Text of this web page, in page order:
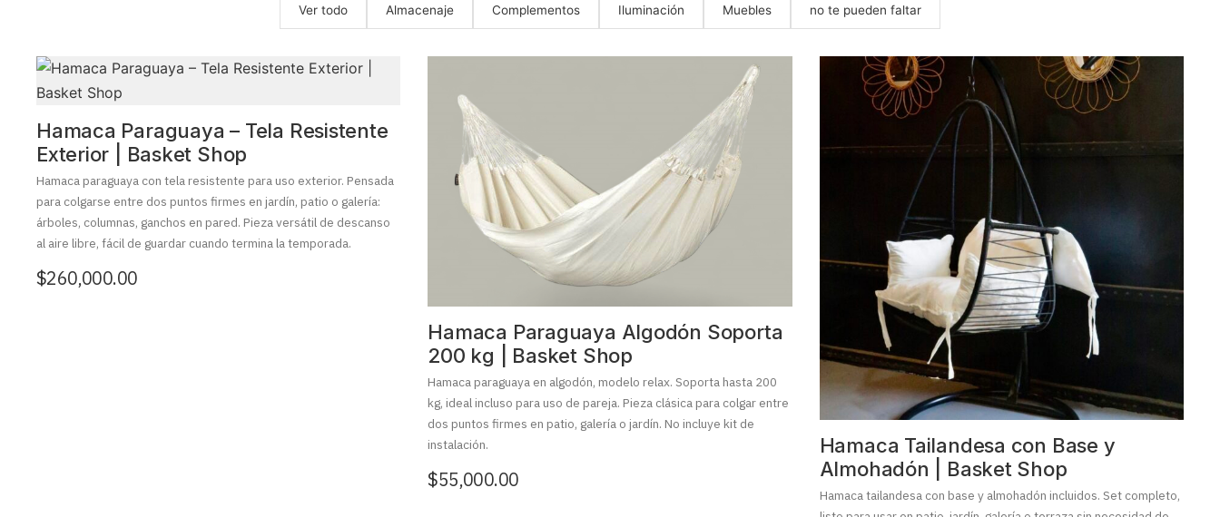
Ver todo Almacenaje Complementos Iluminación Muebles no te pueden faltar
Hamaca Paraguaya – Tela Resistente
Exterior | Basket Shop
Hamaca paraguaya con tela resistente para uso exterior. Pensada
para colgarse entre dos puntos firmes en jardín, patio o galería:
árboles, columnas, ganchos en pared. Pieza versátil de descanso
al aire libre, fácil de guardar cuando termina la temporada.
$260,000.00
Hamaca Paraguaya Algodón Soporta
200 kg | Basket Shop
Hamaca paraguaya en algodón, modelo relax. Soporta hasta 200
kg, ideal incluso para uso de pareja. Pieza clásica para colgar entre
dos puntos firmes en patio, galería o jardín. No incluye kit de
instalación.
$55,000.00
Hamaca Tailandesa con Base y
Almohadón | Basket Shop
Hamaca tailandesa con base y almohadón incluidos. Set completo,